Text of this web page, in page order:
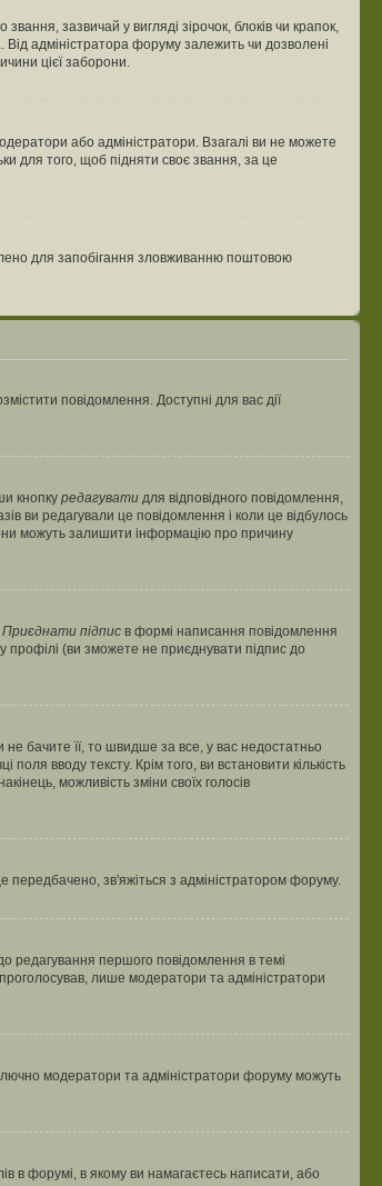
зазвичай у вигляді зірочок, блоків чи крапок,
адміністратора форуму залежить чи дозволені
цієї заборони.
або адміністратори. Взагалі ви не можете
для того, щоб підняти своє звання, за це
для запобігання зловживанню поштовою
повідомлення. Доступні для вас дії
кнопку редагувати для відповідного повідомлення,
ви редагували це повідомлення і коли це відбулось
можуть залишити інформацію про причину
Приєднати підпис в формі написання повідомлення
профілі (ви зможете не приєднувати підпис до
бачите її, то швидше за все, у вас недостатньо
вводу тексту. Крім того, ви встановити кількість
можливість зміни своїх голосів
передбачено, зв'яжіться з адміністратором форуму.
редагування першого повідомлення в темі
лише модератори та адміністратори
модератори та адміністратори форуму можуть
в форумі, в якому ви намагаєтесь написати, або